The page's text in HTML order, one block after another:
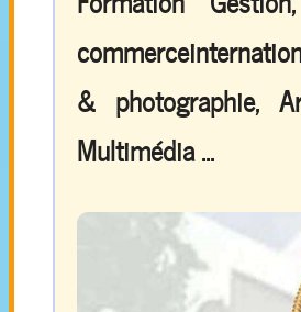
& photographie,
Multimédia ...